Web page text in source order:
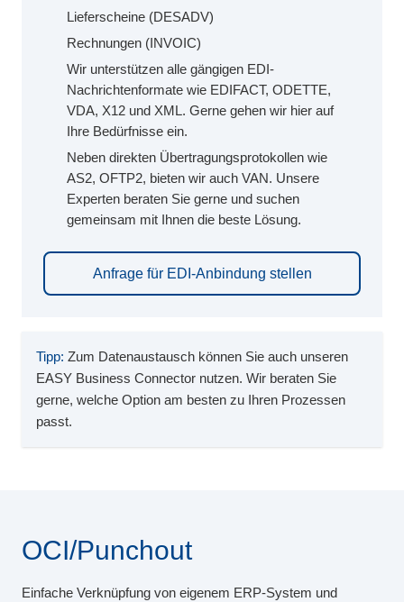
Lieferscheine (DESADV)
Rechnungen (INVOIC)
Wir unterstützen alle gängigen EDI-
Nachrichtenformate wie EDIFACT, ODETTE,
VDA, X12 und XML. Gerne gehen wir hier auf
Ihre Bedürfnisse ein.
Neben direkten Übertragungsprotokollen wie
AS2, OFTP2, bieten wir auch VAN. Unsere
Experten beraten Sie gerne und suchen
gemeinsam mit Ihnen die beste Lösung.
Anfrage für EDI-Anbindung stellen
Tipp: Zum Datenaustausch können Sie auch unseren
EASY Business Connector nutzen. Wir beraten Sie
gerne, welche Option am besten zu Ihren Prozessen
passt.
OCI/Punchout
Einfache Verknüpfung von eigenem ERP-System und